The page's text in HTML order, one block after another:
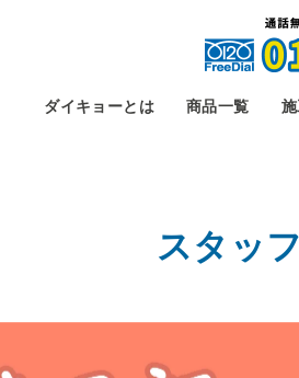
ダイキョーとは 商品一覧
スタッ